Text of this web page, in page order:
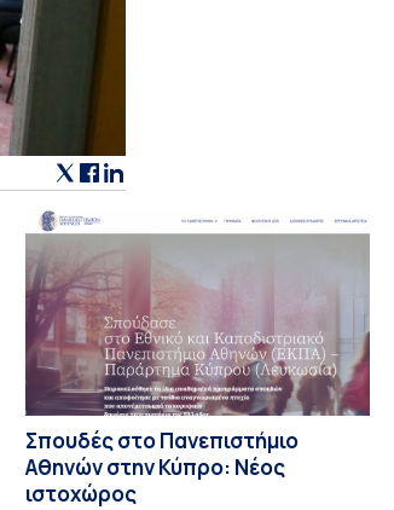
Σπουδές στο Πανεπιστήμιο
Αθηνών στην Κύπρο: Νέος
ιστοχώρος